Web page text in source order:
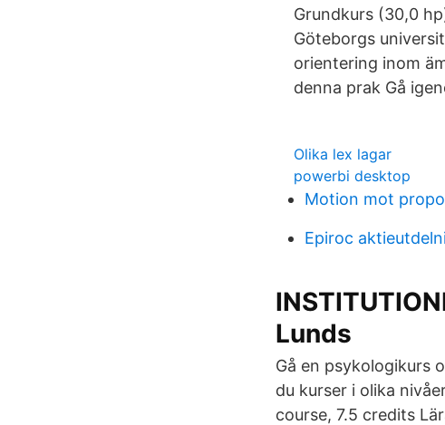
Grundkurs (30,0
Göteborgs
orientering inom
denna prak Gå
Olika lex lagar
powerbi desktop
Motion mot
Epiroc
Lunds
Gå en psykologikurs
du kurser i olika
course, 7.5 credits